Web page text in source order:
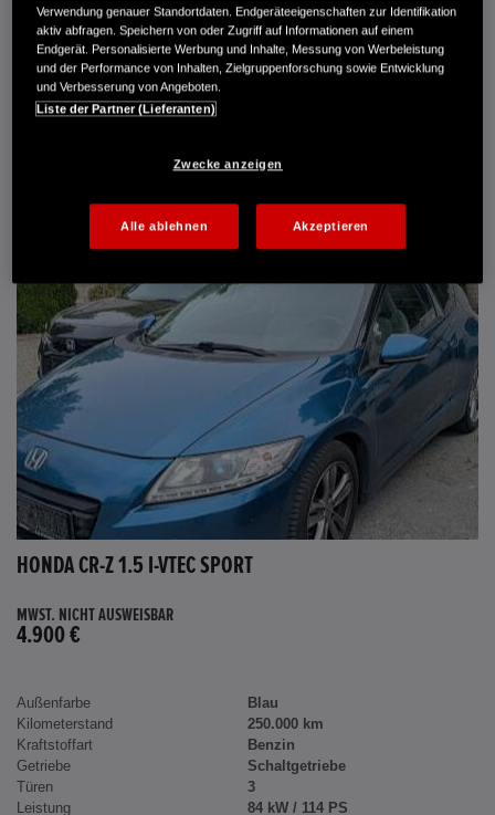
21035 Hamburg
+49 40 735 935 0
DETAILS
HONDA CR-Z 1.5 I-VTEC SPORT
MWST. NICHT AUSWEISBAR
4.900 €
Außenfarbe
Blau
Kilometerstand
250.000 km
Kraftstoffart
Benzin
Getriebe
Schaltgetriebe
Türen
3
Leistung
84 kW / 114 PS
Verwendung genauer Standortdaten. Endgeräteeigenschaften zur Identifikation
aktiv abfragen. Speichern von oder Zugriff auf Informationen auf einem
Endgerät. Personalisierte Werbung und Inhalte, Messung von Werbeleistung
und der Performance von Inhalten, Zielgruppenforschung sowie Entwicklung
und Verbesserung von Angeboten.
Liste der Partner (Lieferanten)
Zwecke anzeigen
Alle ablehnen Akzeptieren